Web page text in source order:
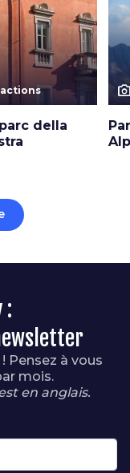
della
:
Pensez à vous
mois.
en anglais.